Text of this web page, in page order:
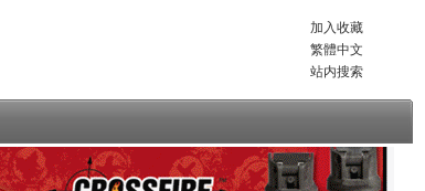
加入收藏
繁體中文
站内搜索